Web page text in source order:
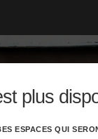
plus
ESPACES QUI